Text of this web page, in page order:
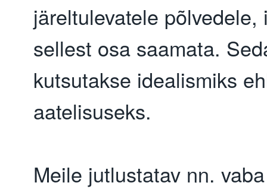
järeltulevatele põlvedele,
sellest osa saamata.
kutsutakse idealismiks
aatelisuseks.
Meile jutlustatav nn. vaba